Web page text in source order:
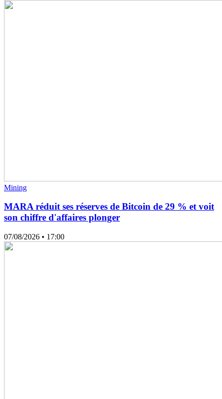
Mining
MARA réduit ses réserves de Bitcoin de 29 % et voit
son chiffre d'affaires plonger
07/08/2026 • 17:00